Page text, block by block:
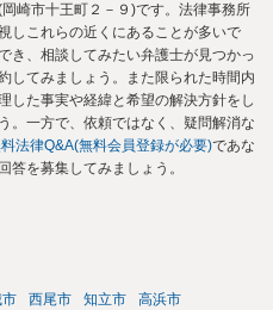
崎市十王町２－９)です。法律事務所
しこれらの近くにあることが多いで
き、相談してみたい弁護士が見つかっ
してみましょう。また限られた時間内
した事実や経緯と希望の解決方針をし
。一方で、依頼ではなく、疑問解消な
法律Q&A(無料会員登録が必要)であな
答を募集してみましょう。
西尾市 知立市
高浜市